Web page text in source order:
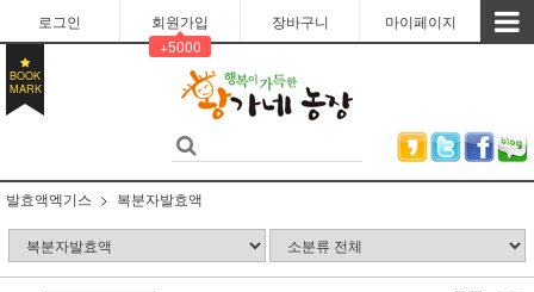
로그인
회원가입
+5000
장바구니 마이페이지
BOOK
MARK
발효액엑기스 복분자발효액